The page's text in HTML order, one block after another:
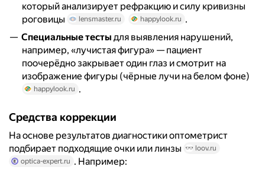
который анализирует рефракцию и силу кривизны
роговицы
lensmaster.ru happylook.ru .
Специальные тесты для выявления нарушений,
например, «лучистая фигура» — пациент
поочерёдно закрывает один глаз и смотрит на
изображение фигуры (чёрные лучи на белом фоне)
happylook.ru .
Средства коррекции
На основе результатов диагностики оптометрист
подбирает подходящие очки или линзы
loov.ru
optica-expert.ru . Например: